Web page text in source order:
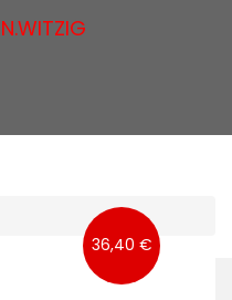
36,40 €